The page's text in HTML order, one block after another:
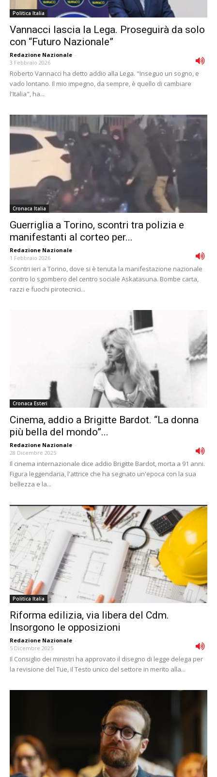
Politica Italia
Vannacci lascia la Lega. Proseguirà da solo
con “Futuro Nazionale”
Redazione Nazionale -
3 Febbraio 2026
Roberto Vannacci ha detto addio alla Lega. "Inseguo un sogno, e
vado lontano. Il mio impegno, da sempre, è quello di cambiare
l'Italia", ha...
Cronaca Italia
Guerriglia a Torino, scontri tra polizia e
manifestanti al corteo per...
Redazione Nazionale -
1 Febbraio 2026
Scontri ieri a Torino, dove si è tenuta la manifestazione nazionale
contro lo sgombero del centro sociale Askatasuna. Bombe carta,
razzi e fuochi pirotecnici...
Cronaca Esteri
Cinema, addio a Brigitte Bardot. “La donna
più bella del mondo”...
Redazione Nazionale -
28 Dicembre 2025
Il cinema internazionale dice addio Brigitte Bardot, morta a 91 anni.
Figura leggendaria, l'attrice che ha segnato un'epoca con la sua
bellezza e la...
Politica Italia
Riforma edilizia, via libera del Cdm.
Insorgono le opposizioni
Redazione Nazionale -
5 Dicembre 2025
Il Consiglio dei ministri ha approvato il disegno di legge delega per
la revisione del Tue, il Testo unico del settore in merito alla...